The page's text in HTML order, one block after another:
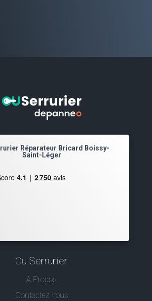
Réparateur Bricard Boissy-
Saint-Léger
Ou Serrurier
A Propos
Contactez nous